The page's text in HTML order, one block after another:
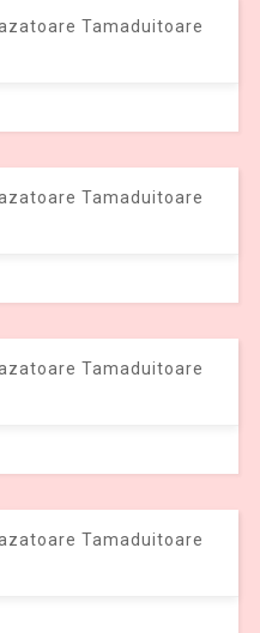
Tamaduitoare
Tamaduitoare
Tamaduitoare
Tamaduitoare